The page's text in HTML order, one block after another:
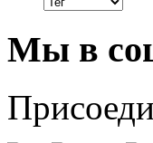
Мы в